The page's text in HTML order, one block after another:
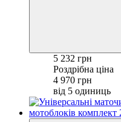
5 232 грн
Роздрібна ціна
4 970 грн
від 5 одиниць